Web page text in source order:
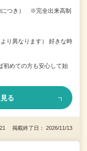
につき） ※完全出来高制
り異なります） 好きな時
めての方も安心して始
る
掲載終了日： 2026/11/13